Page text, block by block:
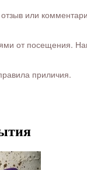
или
от посещения.
приличия.